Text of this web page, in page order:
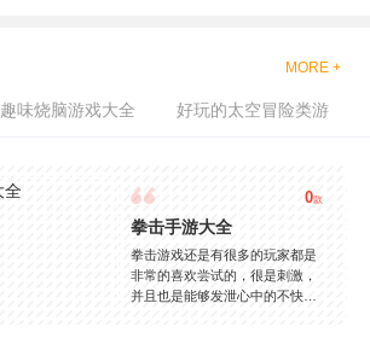
MORE +
趣味烧脑游戏大全 好玩的太空冒险类游
0款
拳击手游大全
拳击游戏还是有很多的玩家都是
非常的喜欢尝试的，很是刺激，
并且也是能够发泄心中的不快